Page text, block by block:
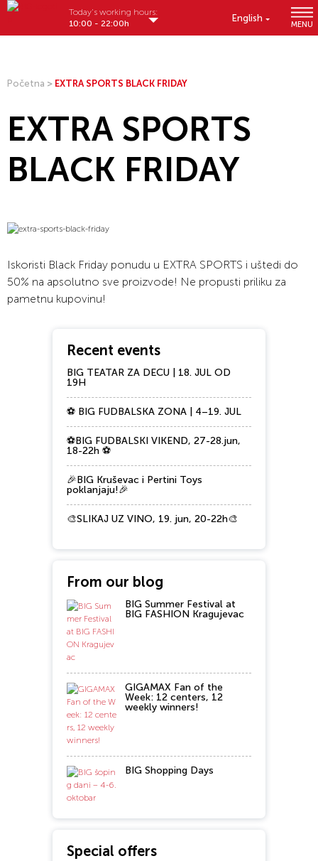
English
MENU
Today's working hours:
10:00 - 22:00h
Početna > EXTRA SPORTS BLACK FRIDAY
EXTRA SPORTS
BLACK FRIDAY
Iskoristi Black Friday ponudu u EXTRA SPORTS i uštedi do
50% na apsolutno sve proizvode! Ne propusti priliku za
pametnu kupovinu!
Recent events
BIG TEATAR ZA DECU | 18. JUL OD
19H
⚽ BIG FUDBALSKA ZONA | 4–19. JUL
⚽BIG FUDBALSKI VIKEND, 27-28.jun,
18-22h ⚽
🎉BIG Kruševac i Pertini Toys
poklanjaju!🎉
🎨SLIKAJ UZ VINO, 19. jun, 20-22h🎨
From our blog
BIG Summer Festival at
BIG FASHION Kragujevac
GIGAMAX Fan of the
Week: 12 centers, 12
weekly winners!
BIG Shopping Days
Special offers